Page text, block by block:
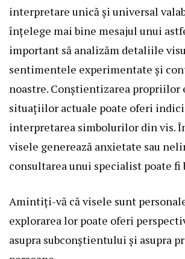
interpretare unică și universal
înțelege mai bine mesajul unui
important să analizăm detaliile
sentimentele experimentate și
noastre. Conștientizarea propriilor
situațiilor actuale poate oferi
interpretarea simbolurilor din vis.
visele generează anxietate sau
consultarea unui specialist poate fi
Amintiți-vă că visele sunt
explorarea lor poate oferi
asupra subconștientului și asupra